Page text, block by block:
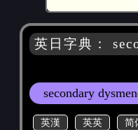
英日字典：
secondary
英漢 英英 简